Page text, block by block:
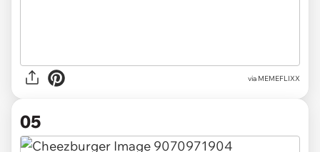
via MEMEFLIXX
05